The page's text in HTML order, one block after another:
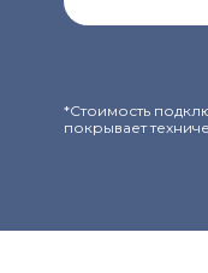
*Стоимость
покрывает